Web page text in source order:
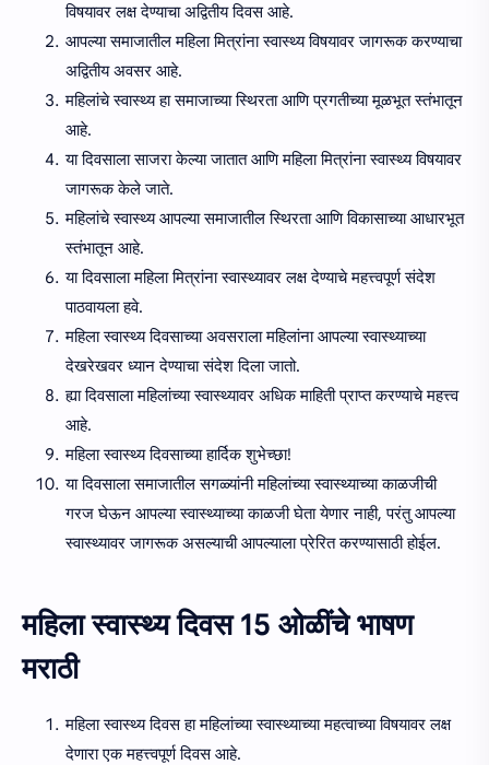
विषयावर लक्ष देण्याचा अद्वितीय दिवस आहे.
आपल्या समाजातील महिला मित्रांना स्वास्थ्य विषयावर जागरूक करण्याचा
अद्वितीय अवसर आहे.
महिलांचे स्वास्थ्य हा समाजाच्या स्थिरता आणि प्रगतीच्या मूळभूत स्तंभातून
आहे.
या दिवसाला साजरा केल्या जातात आणि महिला मित्रांना स्वास्थ्य विषयावर
जागरूक केले जाते.
महिलांचे स्वास्थ्य आपल्या समाजातील स्थिरता आणि विकासाच्या आधारभूत
स्तंभातून आहे.
या दिवसाला महिला मित्रांना स्वास्थ्यावर लक्ष देण्याचे महत्त्वपूर्ण संदेश
पाठवायला हवे.
महिला स्वास्थ्य दिवसाच्या अवसराला महिलांना आपल्या स्वास्थ्याच्या
देखरेखवर ध्यान देण्याचा संदेश दिला जातो.
ह्या दिवसाला महिलांच्या स्वास्थ्यावर अधिक माहिती प्राप्त करण्याचे महत्त्व
आहे.
महिला स्वास्थ्य दिवसाच्या हार्दिक शुभेच्छा!
या दिवसाला समाजातील सगळ्यांनी महिलांच्या स्वास्थ्याच्या काळजीची
गरज घेऊन आपल्या स्वास्थ्याच्या काळजी घेता येणार नाही, परंतु आपल्या
स्वास्थ्यावर जागरूक असल्याची आपल्याला प्रेरित करण्यासाठी होईल.
महिला स्वास्थ्य दिवस 15 ओळींचे भाषण
मराठी
महिला स्वास्थ्य दिवस हा महिलांच्या स्वास्थ्याच्या महत्वाच्या विषयावर लक्ष
देणारा एक महत्त्वपूर्ण दिवस आहे.